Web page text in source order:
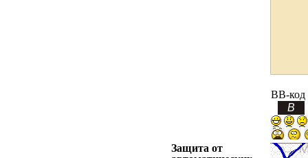
BB-код
Защита от